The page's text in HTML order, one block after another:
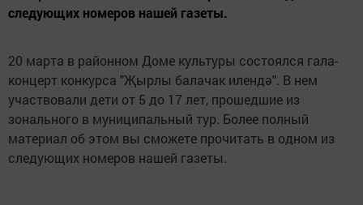
следующих номеров нашей газеты.
20 марта в районном Доме культуры состоялся гала-
концерт конкурса "Җырлы балачак илендә". В нем
участвовали дети от 5 до 17 лет, прошедшие из
зонального в муниципальный тур. Более полный
материал об этом вы сможете прочитать в одном из
следующих номеров нашей газеты.